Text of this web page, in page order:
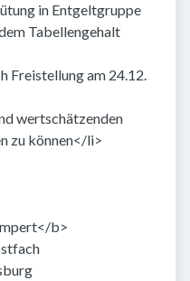
in Entgeltgruppe
Tabellengehalt
Freistellung am 24.12.
wertschätzenden
zu können</li>
b>